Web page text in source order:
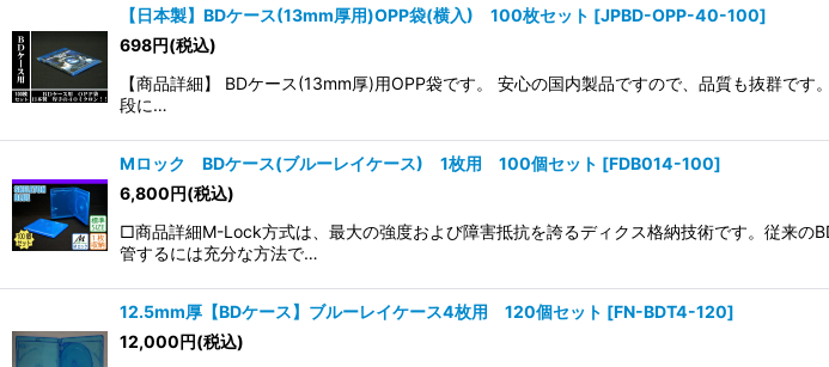
【日本製】BDケース(13mm厚用)OPP袋(横入) 100枚セット [JPBD-OPP-40-100]
698円(税込)
【商品詳細】 BDケース(13mm厚)用OPP袋です。 安心の国内製品ですので、品質も抜群で
段に…
Mロック BDケース(ブルーレイケース) 1枚用 100個セット [FDB014-100]
6,800円(税込)
□商品詳細M-Lock方式は、最大の強度および障害抵抗を誇るディクス格納技術です。従来
管するには充分な方法で…
12.5mm厚【BDケース】ブルーレイケース4枚用 120個セット [FN-BDT4-120]
12,000円(税込)